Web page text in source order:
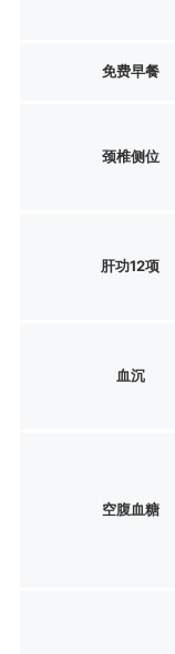
免费早餐
颈椎侧位
肝功12项
血沉
空腹血糖